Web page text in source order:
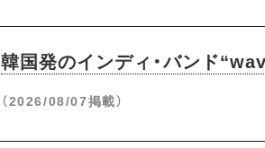
韓国発のインディ・バンド
（2026/08/07掲載）